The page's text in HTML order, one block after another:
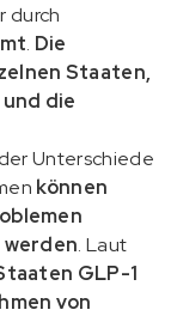
durch
. Die
Staaten,
die
Unterschiede
können
. Laut
GLP-1
von